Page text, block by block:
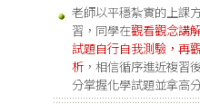
老師以平穩紮實的上課
習，同學在觀看觀念講
試題自行自我測驗，再
析 ，相信循序進近複習
分掌握化學試題並拿高